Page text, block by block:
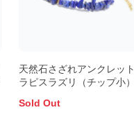
天然石さざれアンクレット
ラピスラズリ（チップ小）
Sold Out